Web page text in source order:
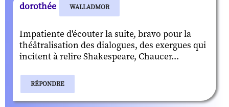
dorothée WALLADMOR
Impatiente d'écouter la suite, bravo pour la
théâtralisation des dialogues, des exergues qui
incitent à relire Shakespeare, Chaucer...
RÉPONDRE